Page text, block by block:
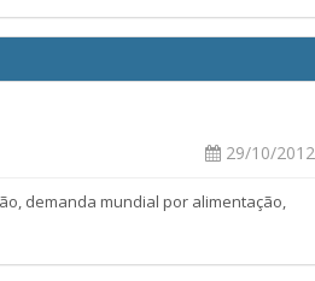
29/10/2012
demanda mundial por alimentação,